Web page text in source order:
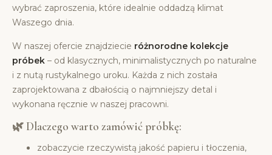
wybrać zaproszenia, które idealnie oddadzą klimat
Waszego dnia.
W naszej ofercie znajdziecie różnorodne kolekcje
próbek – od klasycznych, minimalistycznych po naturalne
i z nutą rustykalnego uroku. Każda z nich została
zaprojektowana z dbałością o najmniejszy detal i
wykonana ręcznie w naszej pracowni.
🌿 Dlaczego warto zamówić próbkę:
zobaczycie rzeczywistą jakość papieru i tłoczenia,